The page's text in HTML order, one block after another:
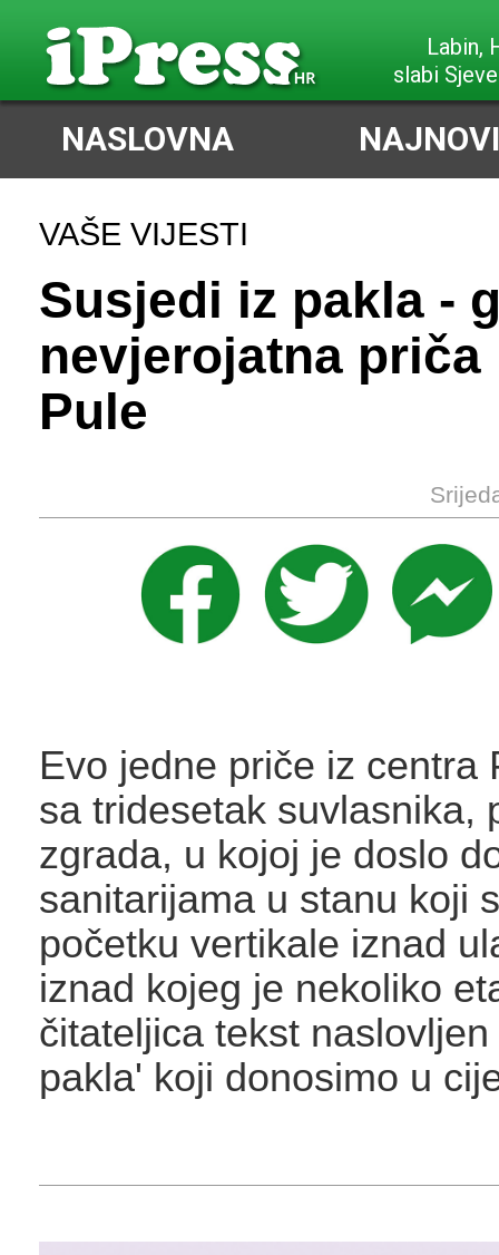
Labin,
slabi
NASLOVNA
VAŠE VIJESTI
Susjedi iz pakla -
nevjerojatna priča
Pule
Evo jedne priče iz centra
sa tridesetak suvlasnika,
zgrada, u kojoj je doslo
sanitarijama u stanu koji
početku vertikale iznad
iznad kojeg je nekoliko
čitateljica tekst
pakla' koji donosimo u